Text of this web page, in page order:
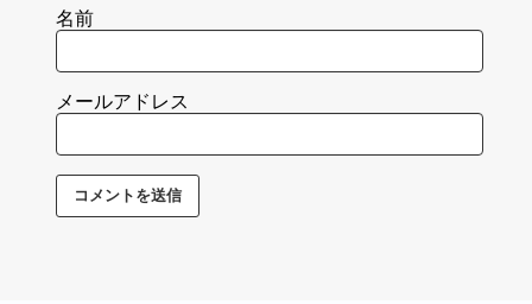
名前
メールアドレス